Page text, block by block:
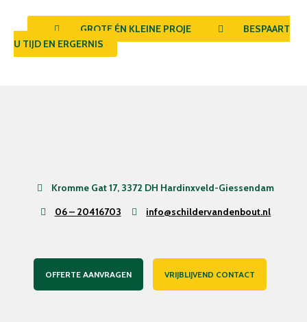
GROTE ÉN KLEINE PROJECTEN
BESPAART
U TIJD EN ERGERNIS
Kromme Gat 17, 3372 DH Hardinxveld-Giessendam
06 – 20416703
info@schildervandenbout.nl
OFFERTE AANVRAGEN VRIJBLIJVEND CONTACT